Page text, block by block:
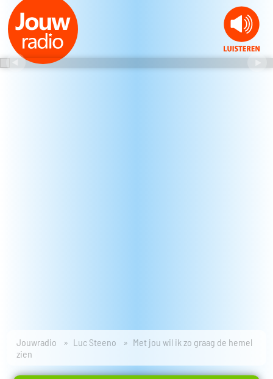
Jouwradio Luc Steeno
Met jou wil ik zo graag de hemel
zien